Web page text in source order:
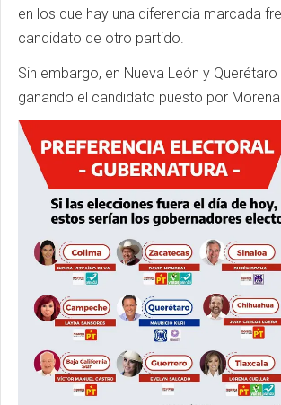
en los que hay una diferencia marcada
candidato de otro partido.
Sin embargo, en Nueva León y
ganando el candidato puesto por